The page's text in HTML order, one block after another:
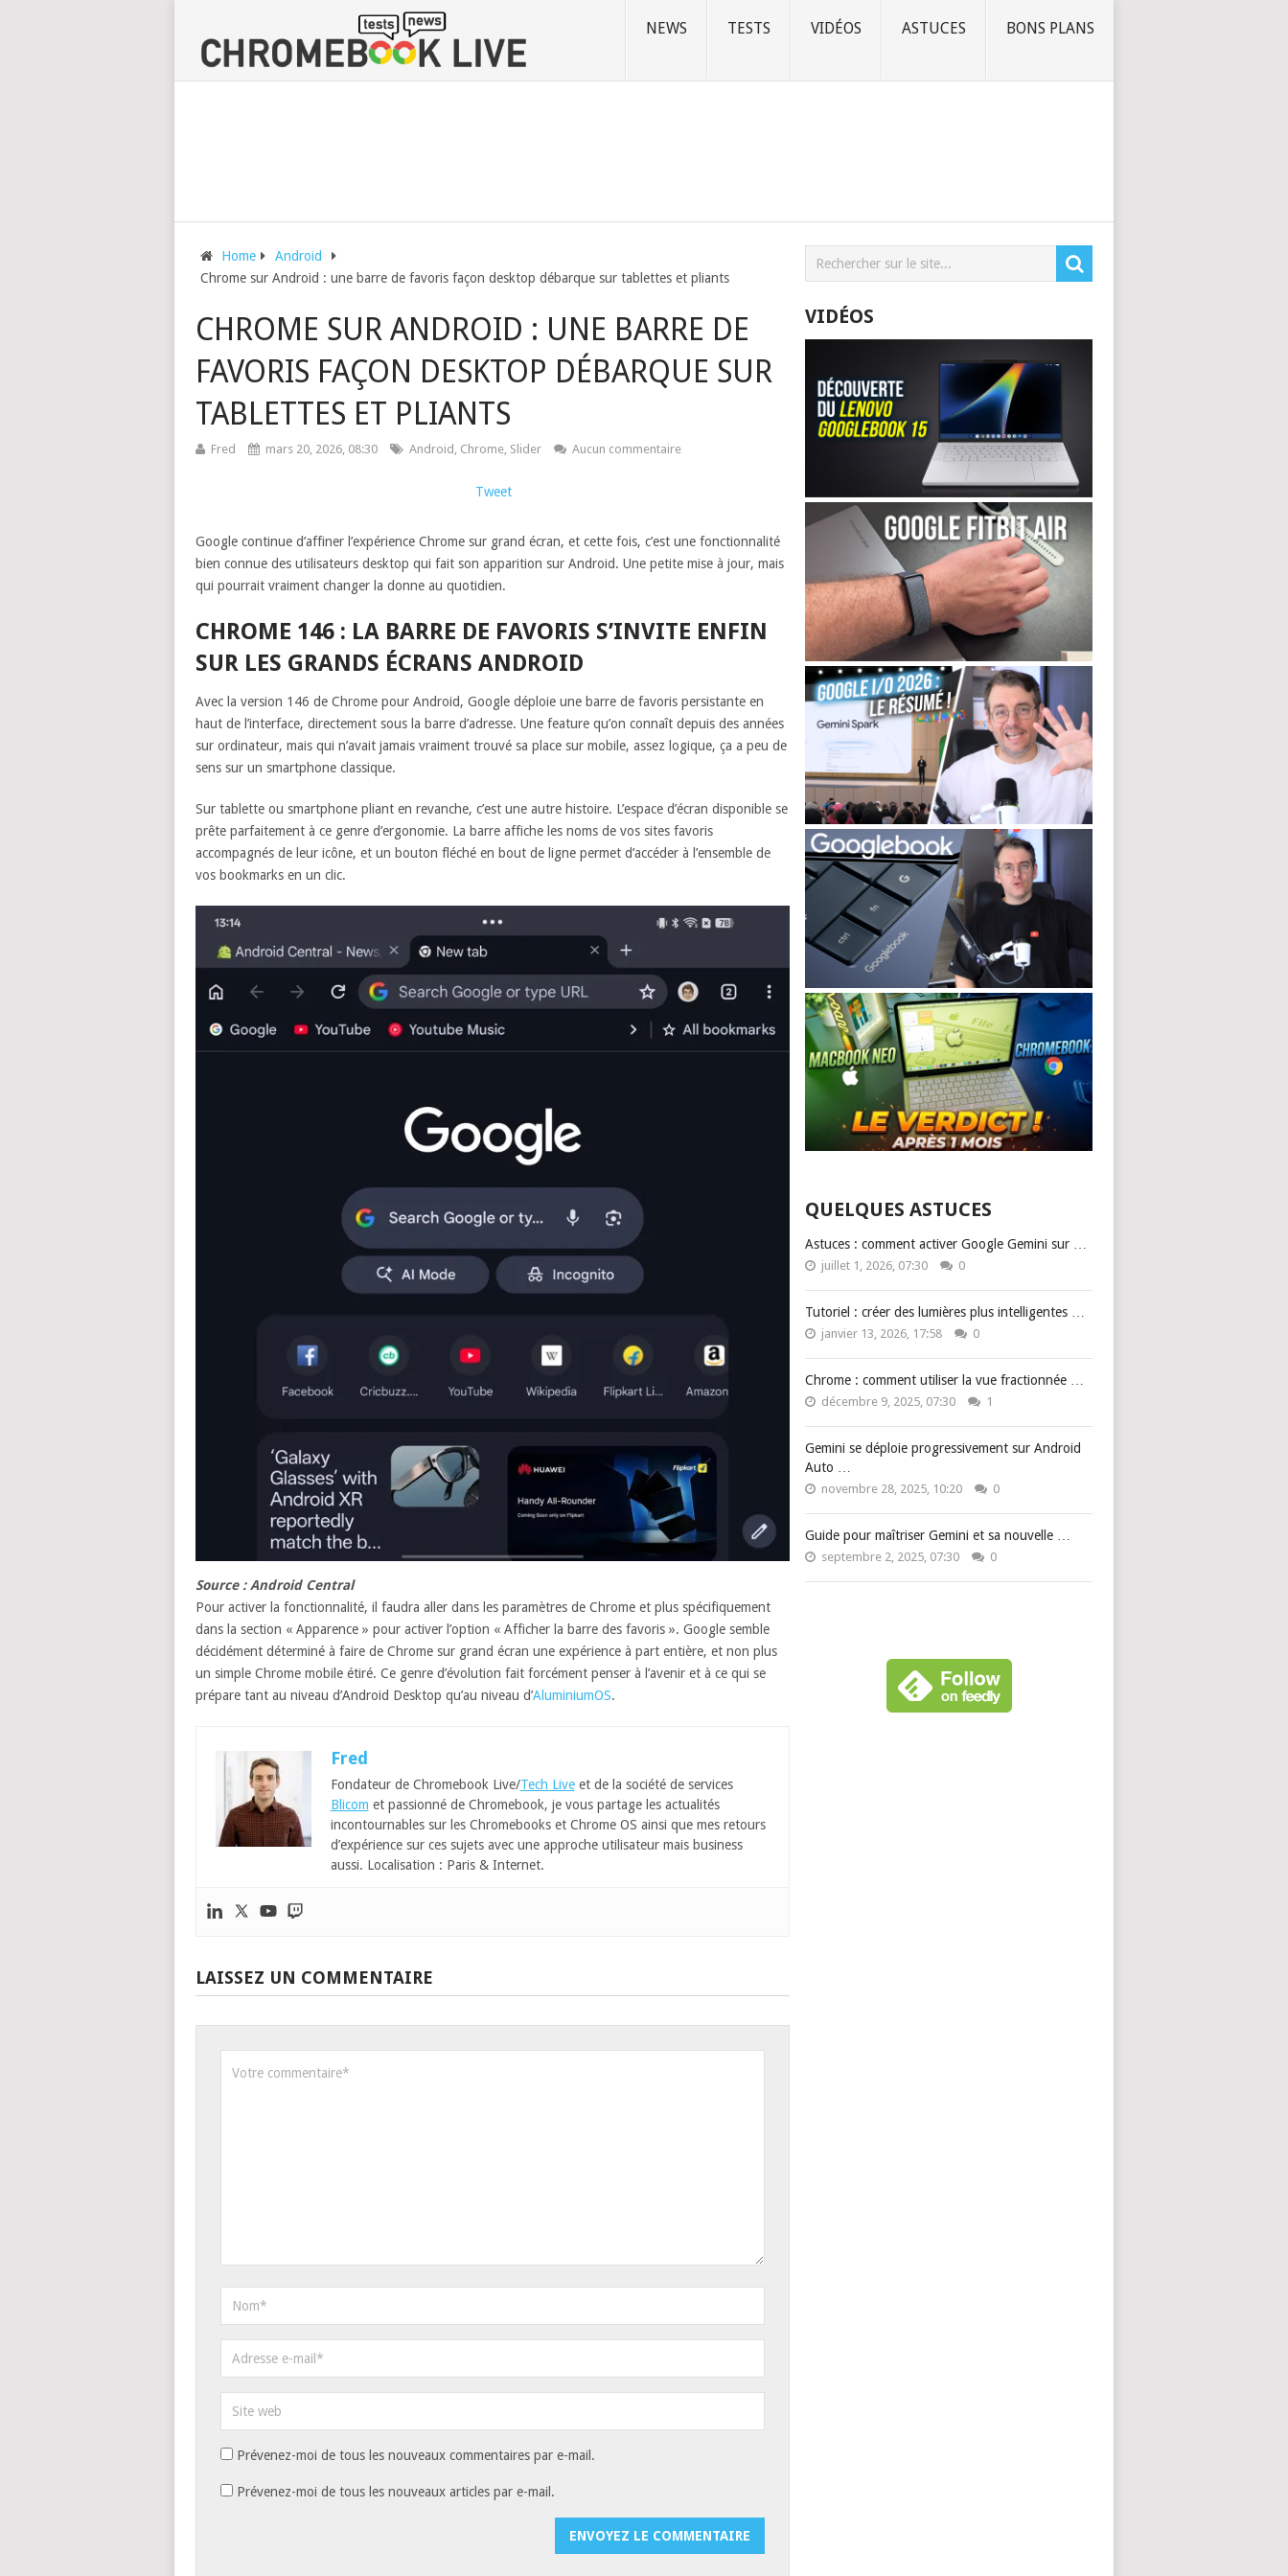
NEWS TESTS VIDÉOS ASTUCES BONS PLANS
Home
Android
Chrome sur Android : une barre de favoris façon desktop débarque sur tablettes et pliants
CHROME SUR ANDROID : UNE BARRE DE
FAVORIS FAÇON DESKTOP DÉBARQUE SUR
TABLETTES ET PLIANTS
Fred mars 20, 2026, 08:30 Android , Chrome, Slider Aucun commentaire
Tweet
Google continue d’affiner l’expérience Chrome sur grand écran, et cette fois, c’est une fonctionnalité
bien connue des utilisateurs desktop qui fait son apparition sur Android. Une petite mise à jour, mais
qui pourrait vraiment changer la donne au quotidien.
CHROME 146 : LA BARRE DE FAVORIS S’INVITE ENFIN
SUR LES GRANDS ÉCRANS ANDROID
Avec la version 146 de Chrome pour Android, Google déploie une barre de favoris persistante en
haut de l’interface, directement sous la barre d’adresse. Une feature qu’on connaît depuis des années
sur ordinateur, mais qui n’avait jamais vraiment trouvé sa place sur mobile, assez logique, ça a peu de
sens sur un smartphone classique.
Sur tablette ou smartphone pliant en revanche, c’est une autre histoire. L’espace d’écran disponible se
prête parfaitement à ce genre d’ergonomie. La barre affiche les noms de vos sites favoris
accompagnés de leur icône, et un bouton fléché en bout de ligne permet d’accéder à l’ensemble de
vos bookmarks en un clic.
Source : Android Central
Pour activer la fonctionnalité, il faudra aller dans les paramètres de Chrome et plus spécifiquement
dans la section « Apparence » pour activer l’option « Afficher la barre des favoris ». Google semble
décidément déterminé à faire de Chrome sur grand écran une expérience à part entière, et non plus
un simple Chrome mobile étiré. Ce genre d’évolution fait forcément penser à l’avenir et à ce qui se
prépare tant au niveau d’Android Desktop qu’au niveau d’AluminiumOS.
Fred
Fondateur de Chromebook Live/Tech Liveet de la société de services
Blicom et passionné de Chromebook, je vous partage les actualités
incontournables sur les Chromebooks et Chrome OS ainsi que mes retours
d’expérience sur ces sujets avec une approche utilisateur mais business
aussi. Localisation : Paris & Internet.
LAISSEZ UN COMMENTAIRE
Prévenez-moi de tous les nouveaux commentaires par e-mail.
Prévenez-moi de tous les nouveaux articles par e-mail.
VIDÉOS
QUELQUES ASTUCES
Astuces : comment activer Google Gemini sur …
juillet 1, 2026, 07:30 0
Tutoriel : créer des lumières plus intelligentes …
janvier 13, 2026, 17:58 0
Chrome : comment utiliser la vue fractionnée …
décembre 9, 2025, 07:30 1
Gemini se déploie progressivement sur Android
Auto …
novembre 28, 2025, 10:20 0
Guide pour maîtriser Gemini et sa nouvelle …
septembre 2, 2025, 07:30 0